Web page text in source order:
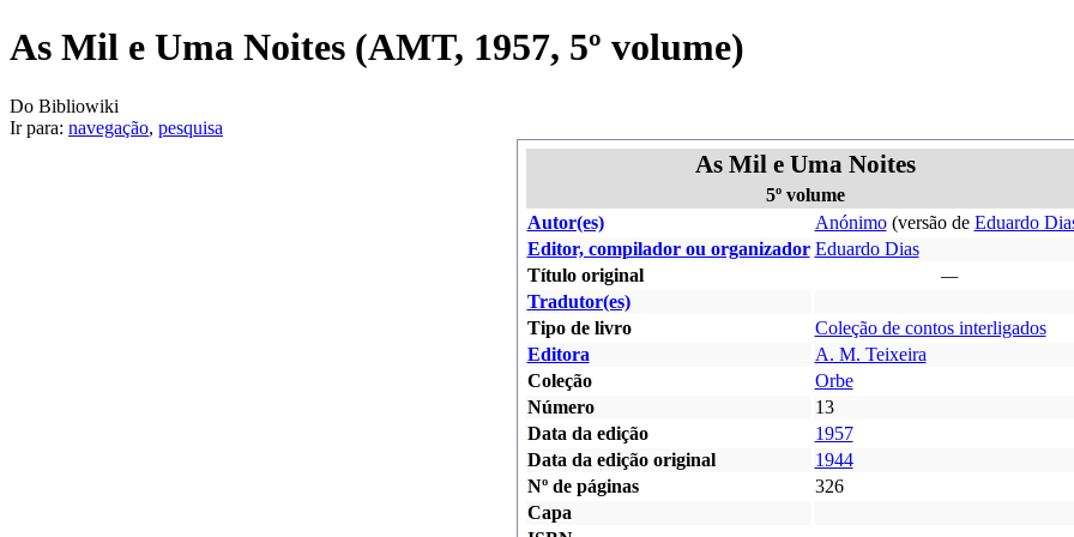
As Mil e Uma Noites (AMT, 1957, 5º volume)
Do Bibliowiki
Ir para: navegação, pesquisa
As Mil e Uma Noites
5º volume
Autor(es)
Anónimo(versão de Eduardo
Editor, compilador ou organizador Eduardo Dias
Título original
—
Tradutor(es)
Tipo de livro
Coleção de contos interligados
Editora
A. M. Teixeira
Coleção
Orbe
Número
13
Data da edição
1957
Data da edição original
1944
Nº de páginas
326
Capa